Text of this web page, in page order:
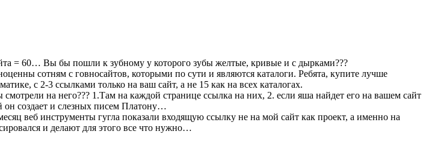
= 60… Вы бы пошли к зубному у которого зубы желтые, кривые и с дырками???
сотням с говносайтов, которыми по сути и являются каталоги. Ребята, купите лучше
с 2-3 ссылками только на ваш сайт, а не 15 как на всех каталогах.
на него??? 1.Там на каждой странице ссылка на них, 2. если яша найдет его на вашем сайт
он создает и слезных писем Платону…
веб инструменты гугла показали входящую ссылку не на мой сайт как проект, а именно на
и делают для этого все что нужно…